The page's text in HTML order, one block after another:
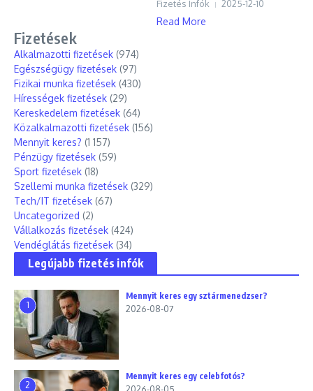
Fizetés Infók 2025-12-10
Read More
Fizetések
Alkalmazotti fizetések (974)
Egészségügy fizetések (97)
Fizikai munka fizetések (430)
Hírességek fizetések (29)
Kereskedelem fizetések (64)
Közalkalmazotti fizetések (156)
Mennyit keres? (1 157)
Pénzügy fizetések (59)
Sport fizetések (18)
Szellemi munka fizetések (329)
Tech/IT fizetések (67)
Uncategorized (2)
Vállalkozás fizetések (424)
Vendéglátás fizetések (34)
Legújabb fizetés infók
1
Mennyit keres egy sztármenedzser?
2026-08-07
2
Mennyit keres egy celebfotós?